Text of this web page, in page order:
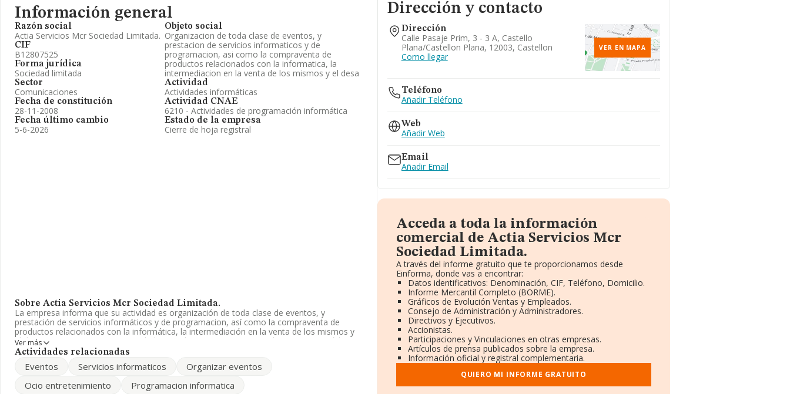
Información general
Razón social
Actia Servicios Mcr Sociedad Limitada.
CIF
B12807525
Forma jurídica
Sociedad limitada
Sector
Comunicaciones
Fecha de constitución
28-11-2008
Fecha último cambio
5-6-2026
Objeto social
Organizacion de toda clase de eventos, y
prestacion de servicios informaticos y de
programacion, asi como la compraventa de
productos relacionados con la informatica, la
intermediacion en la venta de los mismos y el desa
Actividad
Actividades informáticas
Actividad CNAE
6210 - Actividades de programación informática
Estado de la empresa
Cierre de hoja registral
Sobre Actia Servicios Mcr Sociedad Limitada.
La empresa informa que su actividad es organización de toda clase de eventos, y
prestación de servicios informáticos y de programacion, así como la compraventa de
productos relacionados con la informática, la intermediación en la venta de los mismos y
el desa. La empresa es una Sociedad Limitada. Su CNAE corresponde a 6210 con código
'%cnae%'. La sociedad no tiene actividad en mercados exteriores.
La empresa españolaActia Servicios Mcr Sociedad Limitada, con número de
el municipio de Castello Plana, Castellón, Comunidad Valenciana.
Ver más
Actividades relacionadas
Eventos Servicios informaticos
Organizar eventos
Ocio entretenimiento
Programacion informatica
Dirección y contacto
Dirección
Calle Pasaje Prim, 3 - 3 A, Castello
Plana/castellon Plana, 12003, Castellon
Como llegar
VER EN MAPA
Teléfono
Añadir Teléfono
Web
Añadir Web
Email
Añadir Email
Acceda a toda la información
comercial de Actia Servicios Mcr
Sociedad Limitada.
A través del informe gratuito que te proporcionamos desde
Einforma, donde vas a encontrar:
Datos identificativos: Denominación, CIF, Teléfono, Domicilio.
Informe Mercantil Completo (BORME).
Gráficos de Evolución Ventas y Empleados.
Consejo de Administración y Administradores.
Directivos y Ejecutivos.
Accionistas.
Participaciones y Vinculaciones en otras empresas.
Artículos de prensa publicados sobre la empresa.
Información oficial y registral complementaria.
QUIERO MI INFORME GRATUITO